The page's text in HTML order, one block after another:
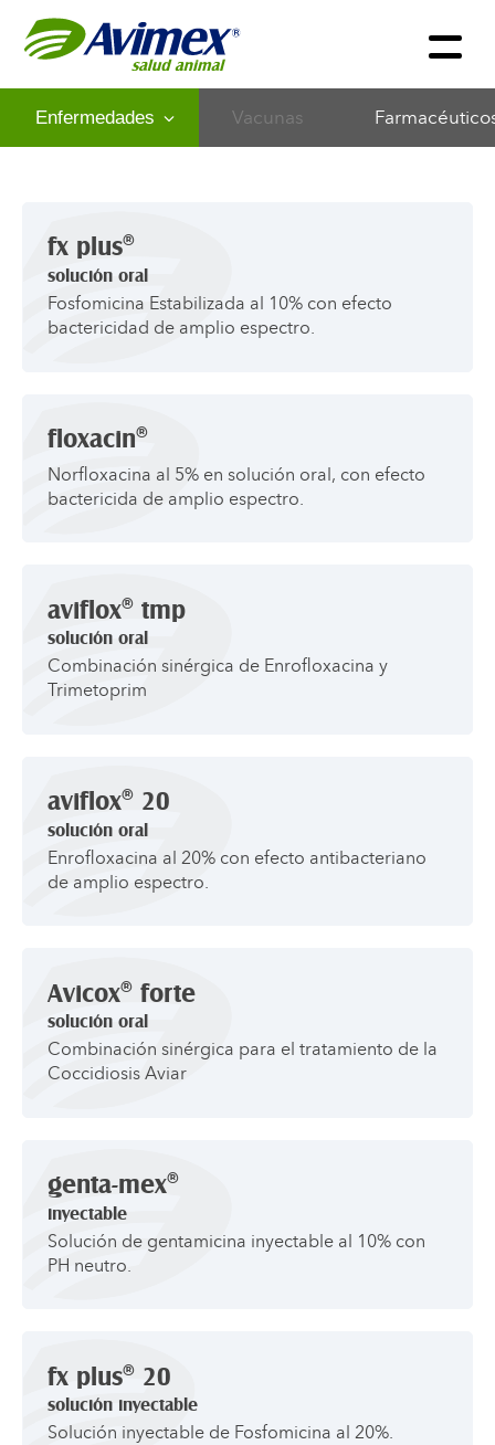
Vacunas
fx plus®
solución oral
Fosfomicina Estabilizada al 10% con efecto
bactericidad de amplio espectro.
floxacin®
Norfloxacina al 5% en solución oral, con efecto
bactericida de amplio espectro.
aviflox® tmp
solución oral
Combinación sinérgica de Enrofloxacina y
Trimetoprim
aviflox® 20
solución oral
Enrofloxacina al 20% con efecto antibacteriano
de amplio espectro.
Avicox® forte
solución oral
Combinación sinérgica para el tratamiento de la
genta-mex®
inyectable
Solución de gentamicina inyectable al 10% con
PH neutro.
fx plus® 20
solución inyectable
Solución inyectable de Fosfomicina al 20%.